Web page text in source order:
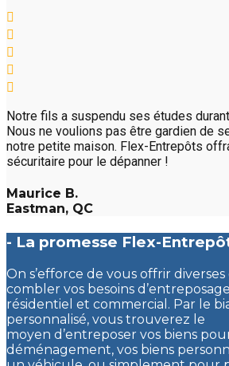
Notre fils a suspendu ses études
Nous ne voulions pas être gardien de
notre petite maison. Flex-Entrepôts
sécuritaire pour le dépanner !
Maurice B.
Eastman, QC
- La promesse Flex-
On s’efforce de vous offrir
combler vos besoins d’entreposage
résidentiel et commercial. Par le
personnalisé, vous trouverez le
moyen d’entreposer vos biens
déménagement, vos biens